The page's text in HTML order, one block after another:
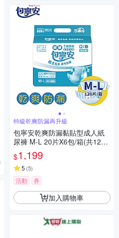
特級乾爽防漏再升級
包寧安乾爽防漏黏貼型成人紙
尿褲 M-L 20片X6包/箱(共120
片)
$1,199
5 (5)
活動 券
加入購物車